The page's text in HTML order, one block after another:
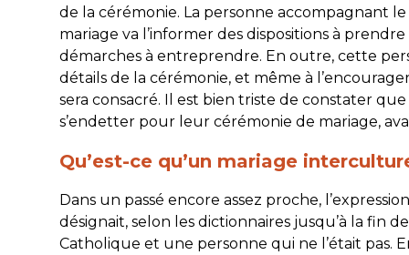
de la cérémonie. La personne accompagnant
mariage va l’informer des dispositions à
démarches à entreprendre. En outre, cette
détails de la cérémonie, et même à
sera consacré. Il est bien triste de constater
s’endetter pour leur cérémonie de mariage,
Qu’est-ce qu’un mariage
Dans un passé encore assez proche,
désignait, selon les dictionnaires jusqu’à la fin
Catholique et une personne qui ne l’était pas.